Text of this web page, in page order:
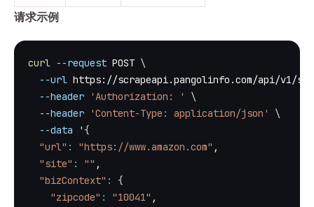
请求示例
curl --request POST \
--url https://scrapeapi.pangolinfo.com/api/v1/
--header
'Authorization: '
\
--header
'Content-Type: application/json'
\
--data '{
"url" : "https://www.amazon.com" ,
"site" : "" ,
"bizContext" :
{
"zipcode" : "10041" ,